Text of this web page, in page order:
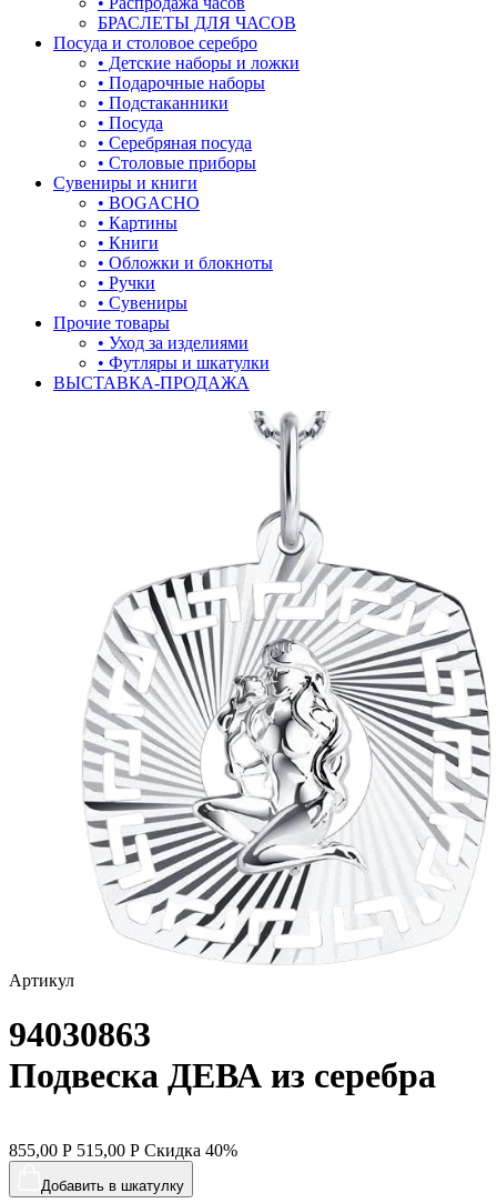
лягушки
медведь
музыка
мышки
обереги
один камень
под гравировку
подкова
самолёт
стрекозы и мотыльки
треугольник
хвост кита
цветы
череп и кости
черепаха
БРАСЛЕТЫ ДЛЯ ЧАСОВ
Посуда и столовое серебро
• Детские наборы и ложки
• Подарочные наборы
• Подстаканники
• Посуда
• Серебряная посуда
• Столовые приборы
Сувениры и книги
• BOGACHO
• Картины
• Книги
• Обложки и блокноты
• Ручки
• Сувениры
Прочие товары
• Уход за изделиями
• Футляры и шкатулки
ВЫСТАВКА-ПРОДАЖА
Артикул
94030863
Подвеска ДЕВА из серебра
855,00 Р 515,00 Р Скидка 40%
Добавить в шкатулку